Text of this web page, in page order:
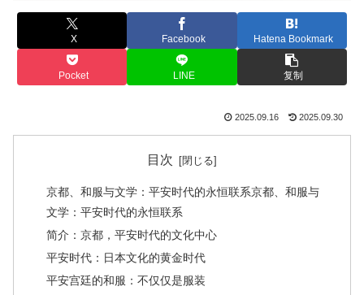
X Facebook Hatena Bookmark
Pocket LINE 复制
2025.09.16 2025.09.30
目次
京都、和服与文学：平安时代的永恒联系京都、和服与
文学：平安时代的永恒联系
简介：京都，平安时代的文化中心
平安时代：日本文化的黄金时代
平安宫廷的和服：不仅仅是服装